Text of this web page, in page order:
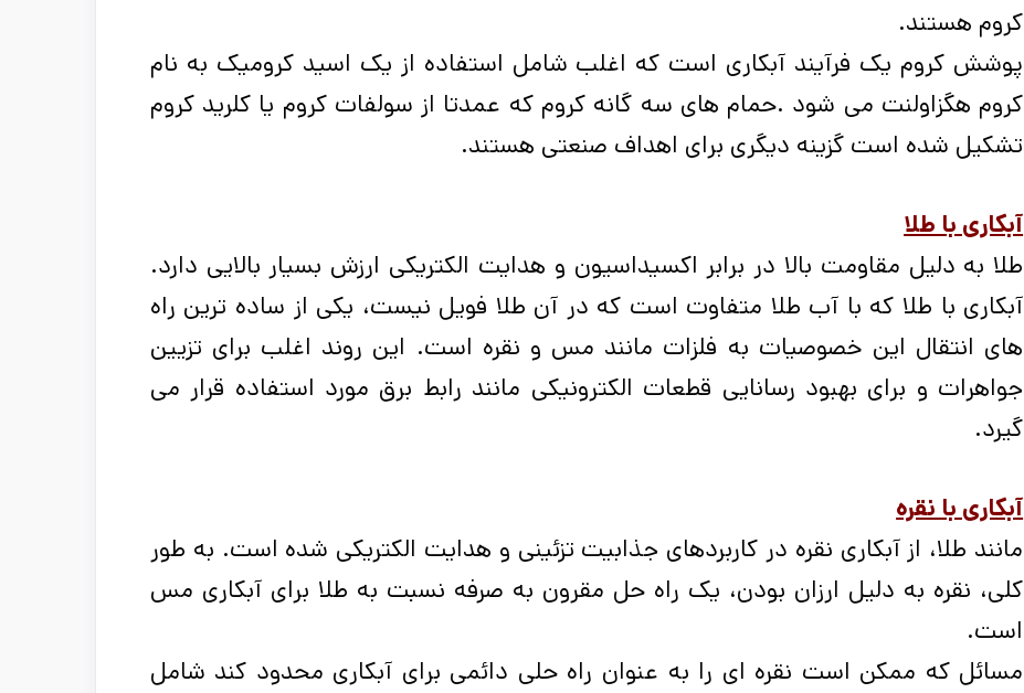
کروم هستند.
پوشش کروم یک فرآیند آبکاری است که اغلب شامل استفاده از یک اسید کرومیک به نام
کروم هگزاولنت می شود .حمام های سه گانه کروم که عمدتا از سولفات کروم یا کلرید کروم
تشکیل شده است گزینه دیگری برای اهداف صنعتی هستند.
آبکاری با طلا
طلا به دلیل مقاومت بالا در برابر اکسیداسیون و هدایت الکتریکی ارزش بسیار بالایی دارد.
آبکاری با طلا که با آب طلا متفاوت است که در آن طلا فویل نیست، یکی از ساده ترین راه
های انتقال این خصوصیات به فلزات مانند مس و نقره است. این روند اغلب برای تزیین
جواهرات و برای بهبود رسانایی قطعات الکترونیکی مانند رابط برق مورد استفاده قرار می
گیرد.
آبکاری با نقره
مانند طلا، از آبکاری نقره در کاربردهای جذابیت تزئینی و هدایت الکتریکی شده است. به طور
کلی، نقره به دلیل ارزان بودن، یک راه حل مقرون به صرفه نسبت به طلا برای آبکاری مس
است.
مسائل که ممکن است نقره ای را به عنوان راه حلی دائمی برای آبکاری محدود کند شامل